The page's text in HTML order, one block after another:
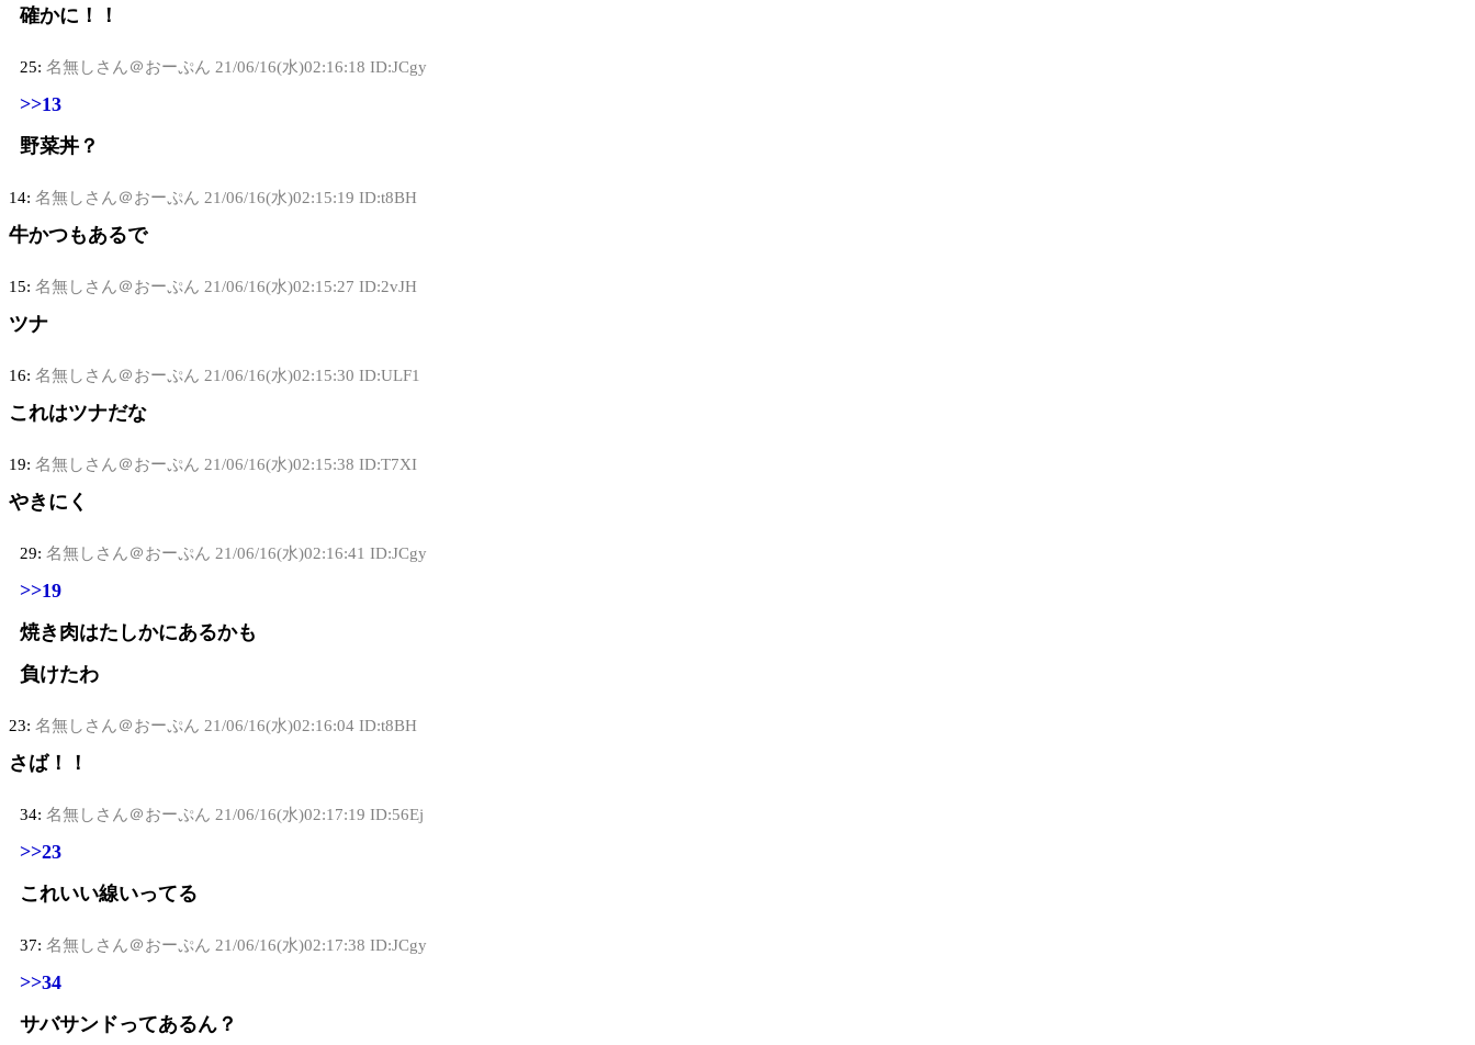
確かに！！
25: 名無しさん＠おーぷん 21/06/16(水)02:16:18 ID:JCgy
>>13
野菜丼？
14: 名無しさん＠おーぷん 21/06/16(水)02:15:19 ID:t8BH
牛かつもあるで
15: 名無しさん＠おーぷん 21/06/16(水)02:15:27 ID:2vJH
ツナ
16: 名無しさん＠おーぷん 21/06/16(水)02:15:30 ID:ULF1
これはツナだな
19: 名無しさん＠おーぷん 21/06/16(水)02:15:38 ID:T7XI
やきにく
29: 名無しさん＠おーぷん 21/06/16(水)02:16:41 ID:JCgy
>>19
焼き肉はたしかにあるかも
負けたわ
23: 名無しさん＠おーぷん 21/06/16(水)02:16:04 ID:t8BH
さば！！
34: 名無しさん＠おーぷん 21/06/16(水)02:17:19 ID:56Ej
>>23
これいい線いってる
37: 名無しさん＠おーぷん 21/06/16(水)02:17:38 ID:JCgy
>>34
サバサンドってあるん？